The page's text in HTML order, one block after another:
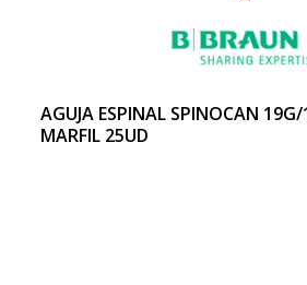
AGUJA ESPINAL SPINOCAN
MARFIL 25UD